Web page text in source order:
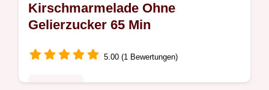
Kirschmarmelade Ohne
Gelierzucker 65 Min
5.00 (1 Bewertungen)